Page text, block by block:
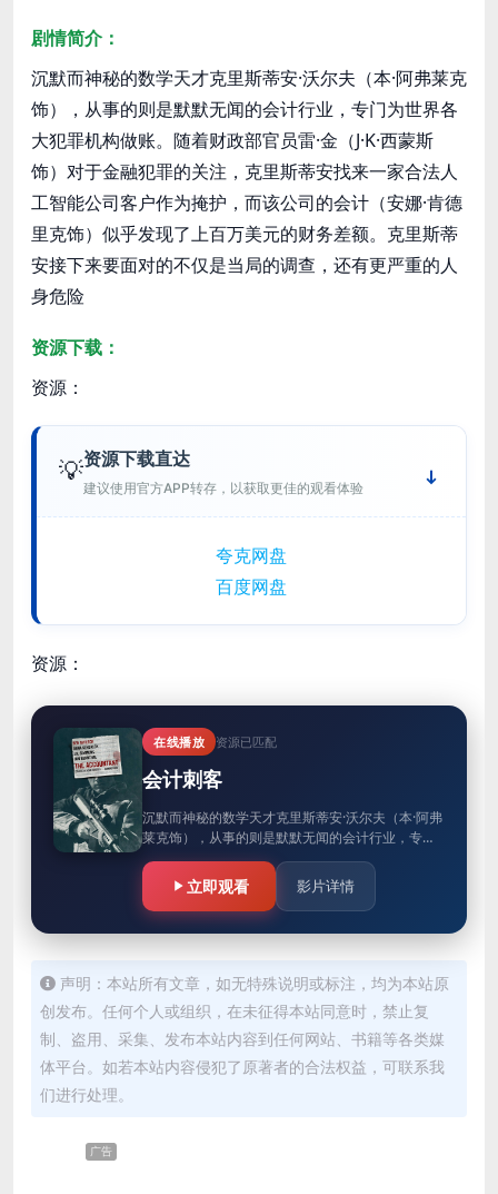
剧情简介：
沉默而神秘的数学天才克里斯蒂安·沃尔夫（本·阿弗莱克
饰），从事的则是默默无闻的会计行业，专门为世界各
大犯罪机构做账。随着财政部官员雷·金（J·K·西蒙斯
饰）对于金融犯罪的关注，克里斯蒂安找来一家合法人
工智能公司客户作为掩护，而该公司的会计（安娜·肯德
里克饰）似乎发现了上百万美元的财务差额。克里斯蒂
安接下来要面对的不仅是当局的调查，还有更严重的人
身危险
资源下载：
资源：
💡资源下载直达
建议使用官方APP转存，以获取更佳的观看体验
夸克网盘
百度网盘
资源：
在线播放 资源已匹配
会计刺客
沉默而神秘的数学天才克里斯蒂安·沃尔夫（本·阿弗
莱克饰），从事的则是默默无闻的会计行业，专门
为世界各大犯罪机构做账。随着财政部官员雷·金
（J·K·西蒙斯饰）对于…
立即观看 影片详情
声明：本站所有文章，如无特殊说明或标注，均为本站原
创发布。任何个人或组织，在未征得本站同意时，禁止复
制、盗用、采集、发布本站内容到任何网站、书籍等各类媒
体平台。如若本站内容侵犯了原著者的合法权益，可联系我
们进行处理。
广告